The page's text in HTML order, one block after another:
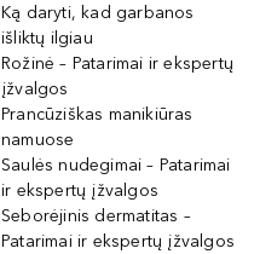
Ką daryti, kad garbanos
išliktų ilgiau
Rožinė – Patarimai ir ekspertų
įžvalgos
Prancūziškas manikiūras
namuose
Saulės nudegimai – Patarimai
ir ekspertų įžvalgos
Seborėjinis dermatitas –
Patarimai ir ekspertų įžvalgos